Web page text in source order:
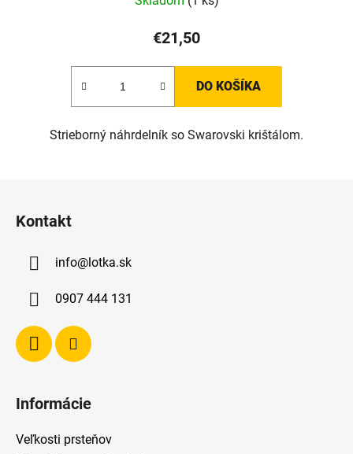
€21,50
DO KOŠÍKA
Strieborný náhrdelník so Swarovski krištálom.
Kontakt
info@lotka.sk
0907 444 131
Informácie
Veľkosti prsteňov